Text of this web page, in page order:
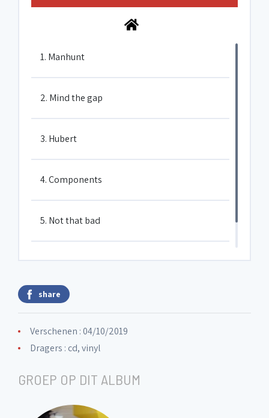
1. Manhunt
2. Mind the gap
3. Hubert
4. Components
5. Not that bad
6. Greybeard
share
Verschenen : 04/10/2019
Dragers : cd, vinyl
GROEP OP DIT ALBUM